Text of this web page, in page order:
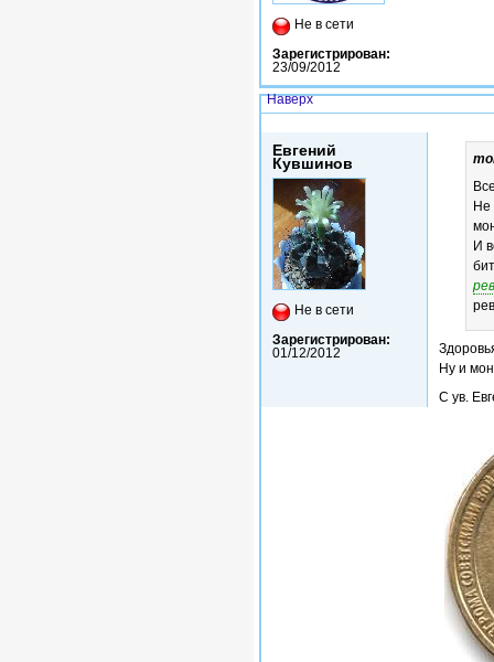
Не в сети
Зарегистрирован:
23/09/2012
Наверх
Евгений
Кувшинов
Не в сети
Зарегистрирован:
01/12/2012
Не
И
Ну и
С ув.